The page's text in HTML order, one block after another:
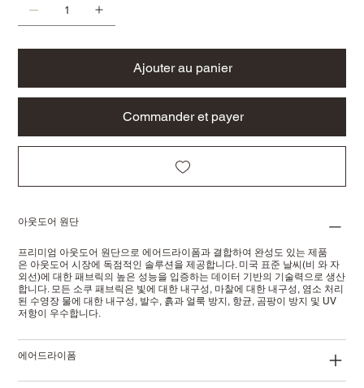
Ajouter au panier
Commander et payer
아웃도어 원단
프리미엄 아웃도어 원단으로 에어드라이폼과 결합하여 완성도 있는 제품
은 아웃도어 시장에 독점적인 솔루션을 제공합니다. 미국 표준 날씨(비 와 자
외선)에 대한 패브릭의 높은 성능을 입증하는 데이터 기반의 기술력으로 생산
합니다. 모든 소쿠 패브릭은 빛에 대한 내구성, 마찰에 대한 내구성, 염소 처리
된 수영장 물에 대한 내구성, 발수, 흙과 얼룩 방지, 항균, 곰팡이 방지 및 UV
저항이 우수합니다.
에어드라이폼